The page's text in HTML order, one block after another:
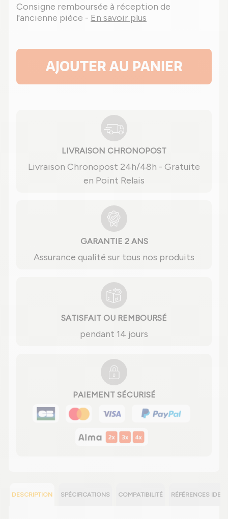
Consigne remboursée à réception de
l'ancienne pièce - En savoir plus
AJOUTER AU PANIER
LIVRAISON CHRONOPOST
Livraison Chronopost 24h/48h - Gratuite
en Point Relais
GARANTIE 2 ANS
Assurance qualité sur tous nos produits
SATISFAIT OU REMBOURSÉ
pendant 14 jours
PAIEMENT SÉCURISÉ
DESCRIPTION SPÉCIFICATIONS COMPATIBILITÉ RÉFÉRENCES